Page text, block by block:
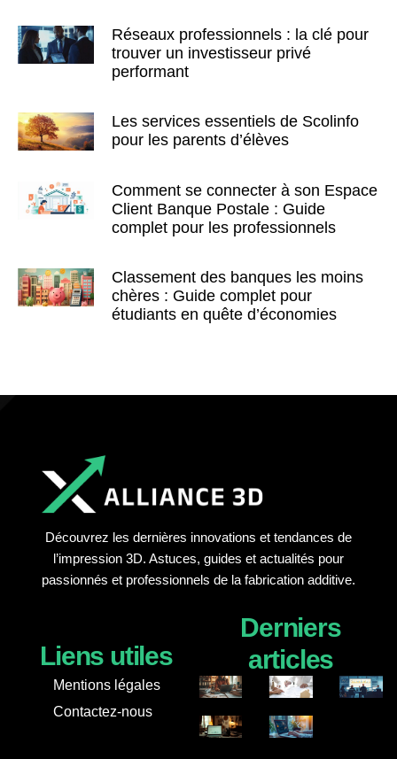
Réseaux professionnels : la clé pour
trouver un investisseur privé
performant
Les services essentiels de Scolinfo
pour les parents d’élèves
Comment se connecter à son Espace
Client Banque Postale : Guide
complet pour les professionnels
Classement des banques les moins
chères : Guide complet pour
étudiants en quête d’économies
Découvrez les dernières innovations et tendances de
l’impression 3D. Astuces, guides et actualités pour
passionnés et professionnels de la fabrication additive.
Liens utiles
Mentions légales
Contactez-nous
Derniers
articles